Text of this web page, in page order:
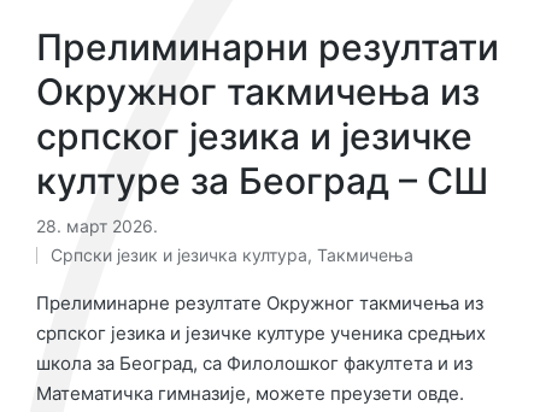
Прелиминарни резултати
Окружног такмичења из
српског језика и језичке
културе за Београд – СШ
28. март 2026.
Објављено
у
Српски језик и језичка култура, Такмичења
Прелиминарне резултате Окружног такмичења из
српског језика и језичке културе ученика средњих
школа за Београд, са Филолошког факултета и из
Математичка гимназије, можете преузети овде.